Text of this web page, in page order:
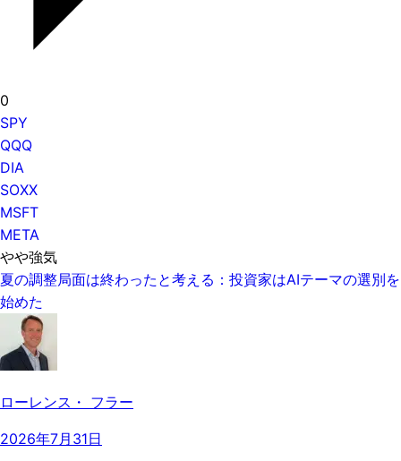
0
SPY
QQQ
DIA
SOXX
MSFT
META
やや強気
夏の調整局面は終わったと考える：投資家はAIテーマの選別を
始めた
ローレンス・ フラー
2026年7月31日